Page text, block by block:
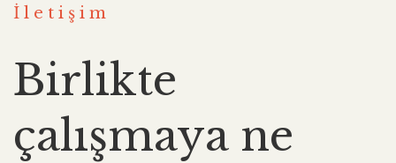
İletişim
Birlikte
çalışmaya ne